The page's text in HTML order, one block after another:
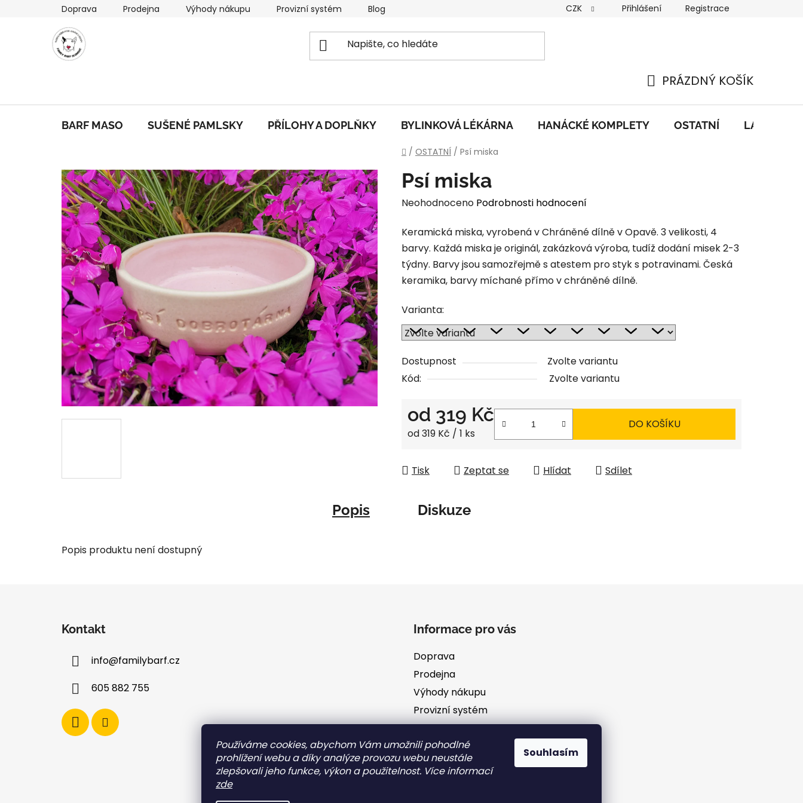
Používáme cookies, abychom Vám umožnili pohodlné
prohlížení webu a díky analýze provozu webu neustále
zlepšovali jeho funkce, výkon a použitelnost. Více informací
zde
Souhlasím
Doprava Prodejna Výhody nákupu Provizní systém Blog GDPR
CZK Přihlášení Registrace
KOŠÍK
PRÁZDNÝ KOŠÍK
BARF MASO SUŠENÉ PAMLSKY PŘÍLOHY A DOPLŇKY BYLINKOVÁ LÉKÁRNA HANÁCKÉ KOMPLETY OSTATNÍ LAHŮDKY
Domů
/ OSTATNÍ / Psí miska
Psí miska
Průměrné
produktu
je
0,0
z
hvězdiček.
Neohodnoceno Podrobnosti hodnocení
Keramická miska, vyrobená v Chráněné dílně v Opavě. 3 velikosti, 4
barvy. Každá miska je originál, zakázková výroba, tudíž dodání misek 2-3
týdny. Barvy jsou samozřejmě s atestem pro styk s potravinami. Česká
keramika, barvy míchané přímo v chráněné dílně.
Varianta:
Dostupnost
Zvolte variantu
Kód:
Zvolte variantu
od 319 Kč
Měrná cena:
od 319 Kč / 1 ks
DO KOŠÍKU
Tisk Zeptat se Hlídat Sdílet
Popis Diskuze
Popis produktu není dostupný
Kontakt
info@familybarf.cz
605 882 755
Informace pro vás
Doprava
Prodejna
Výhody nákupu
Provizní systém
Blog
O nás
Obchodní podmínky